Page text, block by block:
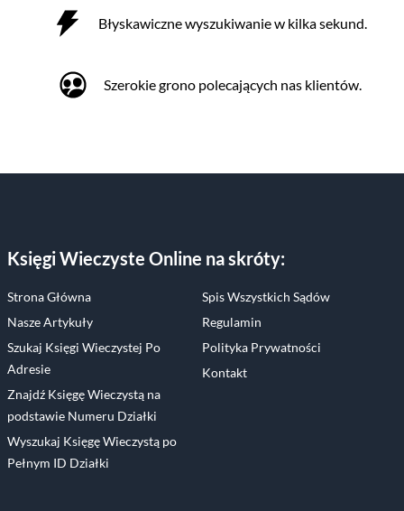
Błyskawiczne wyszukiwanie w kilka sekund.
Szerokie grono polecających nas klientów.
Księgi Wieczyste Online na skróty:
Strona Główna
Nasze Artykuły
Szukaj Księgi Wieczystej Po
Adresie
Znajdź Księgę Wieczystą na
podstawie Numeru Działki
Wyszukaj Księgę Wieczystą po
Pełnym ID Działki
Spis Wszystkich Sądów
Regulamin
Polityka Prywatności
Kontakt